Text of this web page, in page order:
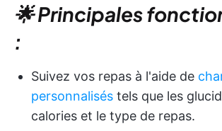
🌟 Principales
:
Suivez vos repas à l'aide de
personnalisés tels que les
calories et le type de repas.